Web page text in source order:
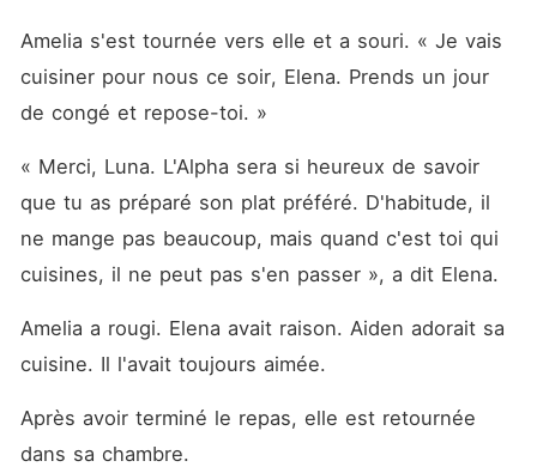
Amelia s'est tournée vers elle et a souri. « Je vais
cuisiner pour nous ce soir, Elena. Prends un jour
de congé et repose-toi. »
« Merci, Luna. L'Alpha sera si heureux de savoir
que tu as préparé son plat préféré. D'habitude, il
ne mange pas beaucoup, mais quand c'est toi qui
cuisines, il ne peut pas s'en passer », a dit Elena.
Amelia a rougi. Elena avait raison. Aiden adorait sa
cuisine. Il l'avait toujours aimée.
Après avoir terminé le repas, elle est retournée
dans sa chambre.